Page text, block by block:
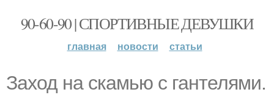
90-60-90 | СПОРТИВНЫЕ ДЕВУШКИ
главная новости статьи
Заход на скамью с гантелями.